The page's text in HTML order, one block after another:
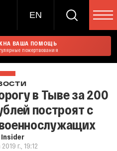
EN
ВАША ПОМОЩЬ
пожертвования
в Тыве за 200
построят с
Insider
г., 19:12